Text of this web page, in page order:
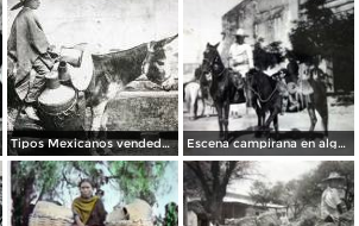
Tipos Mexicanos vendedor leche Ciudad de México. Escena campirana en alguna Hacienda.